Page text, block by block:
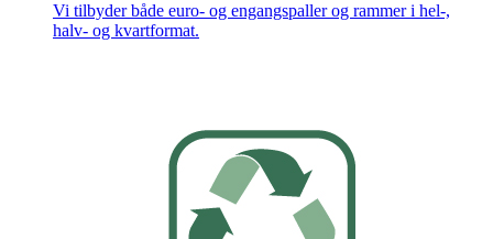
Vi tilbyder både euro- og engangspaller og rammer i hel-,
halv- og kvartformat.